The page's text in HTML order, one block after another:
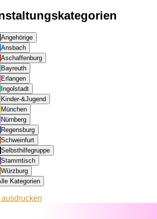
Angehörige
Ansbach
Aschaffenburg
Bayreuth
Erlangen
Ingolstadt
Kinder-&Jugend
München
Nürnberg
Regensburg
Schweinfurt
Selbsthilfegruppe
Stammtisch
Würzburg
Kategorien
ausdrucken